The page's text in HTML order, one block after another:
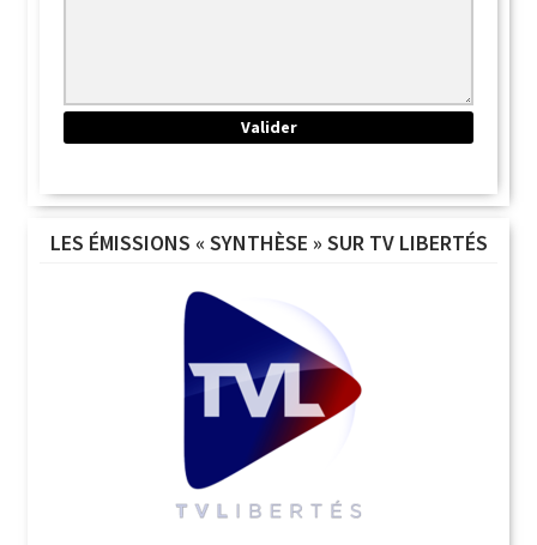
LES ÉMISSIONS « SYNTHÈSE » SUR TV LIBERTÉS